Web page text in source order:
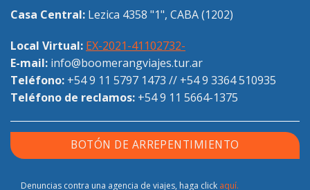
Casa Central: Lezica 4358 "1", CABA (1202)
Local Virtual: EX-2021-41102732-
E-mail: info@boomerangviajes.tur.ar
Teléfono: +54 9 11 5797 1473 // +54 9 3364 510935
Teléfono de reclamos: +54 9 11 5664-1375
BOTÓN DE ARREPENTIMIENTO
Denuncias contra una agencia de viajes, haga click aquí.